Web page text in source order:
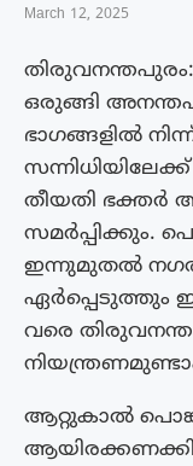
March 12, 2025
ഒരുങ്ങി
ഭാഗങ്ങളിൽ
തീയതി ഭക്തർ
സമർപ്പിക്കും.
ഇന്നുമുതൽ
ഏർപ്പെടുത്തും
വരെ
ആറ്റുകാല്‍